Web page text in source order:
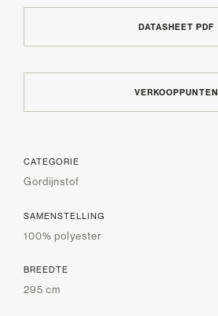
DATASHEET PDF
VERKOOPPUNTEN
CATEGORIE
Gordijnstof
SAMENSTELLING
100% polyester
BREEDTE
295 cm